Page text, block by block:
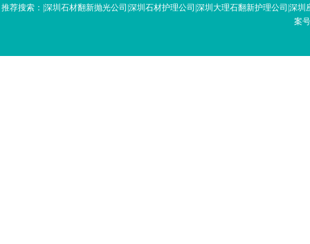
推荐搜索：|深圳石材翻新抛光公司|深圳石材护理公司|深圳大理石翻新护理公司|深
案